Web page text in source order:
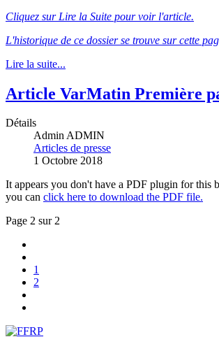
Cliquez sur Lire la Suite pour voir l'article.
L'historique de ce dossier se trouve sur cette
Lire la suite...
Article VarMatin Première
Détails
Admin ADMIN
Articles de presse
1 Octobre 2018
It appears you don't have a PDF plugin for this
you can click here to download the PDF file.
Page 2 sur 2
1
2